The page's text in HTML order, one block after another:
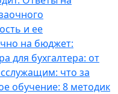
и ее
на бюджет:
для бухгалтера: от
что за
обучение: 8 методик